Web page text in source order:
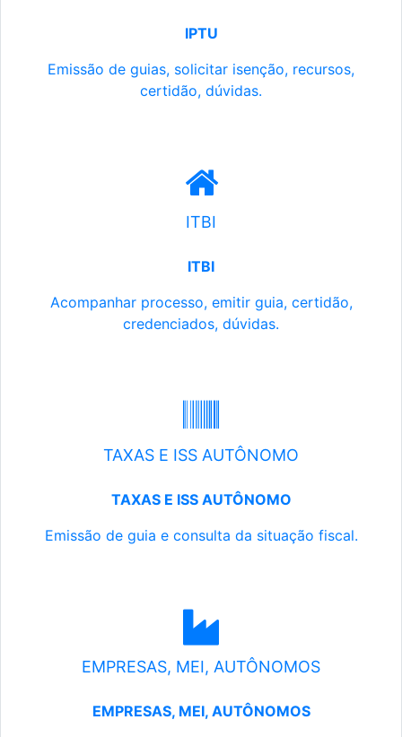
IPTU
Emissão de guias, solicitar isenção, recursos,
certidão, dúvidas.
ITBI
ITBI
Acompanhar processo, emitir guia, certidão,
credenciados, dúvidas.
TAXAS E ISS AUTÔNOMO
TAXAS E ISS AUTÔNOMO
Emissão de guia e consulta da situação fiscal.
EMPRESAS, MEI, AUTÔNOMOS
EMPRESAS, MEI, AUTÔNOMOS